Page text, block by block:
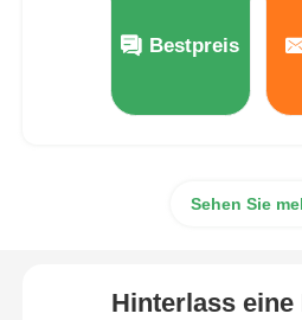
Acrylzeichenhalter
Bestpreis
Sehen Sie
Hinterlass